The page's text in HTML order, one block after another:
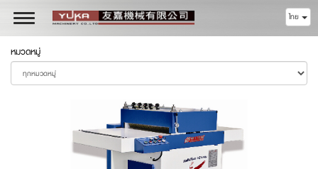
Toggle
navigation
ไทย
หมวดหมู่